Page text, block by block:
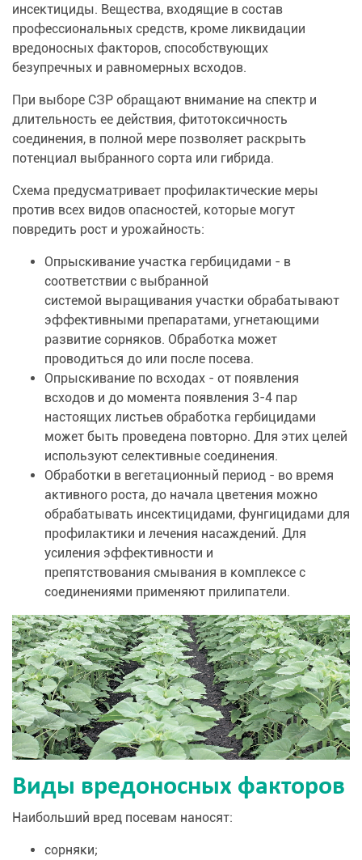
инсектициды. Вещества, входящие в состав
профессиональных средств, кроме ликвидации
вредоносных факторов, способствующих
безупречных и равномерных всходов.
При выборе СЗР обращают внимание на спектр и
длительность ее действия, фитотоксичность
соединения, в полной мере позволяет раскрыть
потенциал выбранного сорта или гибрида.
Схема предусматривает профилактические меры
против всех видов опасностей, которые могут
повредить рост и урожайность:
Опрыскивание участка гербицидами - в
соответствии с выбранной
системой выращивания участки обрабатывают
эффективными препаратами, угнетающими
развитие сорняков. Обработка может
проводиться до или после посева.
Опрыскивание по всходах - от появления
всходов и до момента появления 3-4 пар
настоящих листьев обработка гербицидами
может быть проведена повторно. Для этих целей
используют селективные соединения.
Обработки в вегетационный период - во время
активного роста, до начала цветения можно
обрабатывать инсектицидами, фунгицидами для
профилактики и лечения насаждений. Для
усиления эффективности и
препятствования смывания в комплексе с
соединениями применяют прилипатели.
Виды вредоносных факторов
Наибольший вред посевам наносят:
сорняки;